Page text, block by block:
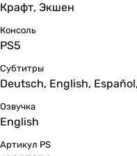
Крафт, Экшен
Консоль
PS5
Субтитры
Deutsch, English,
Озвучка
English
Артикул PS